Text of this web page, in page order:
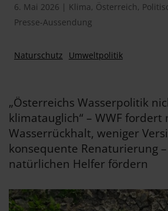
6. Mai 2026 | Klima, Österreich,
Presse-Aussendung
Naturschutz Umweltpolitik
„Österreichs Wasserpolitik
klimatauglich“ – WWF fordert
Wasserrückhalt, weniger
konsequente Renaturierung
natürlichen Helfer fördern